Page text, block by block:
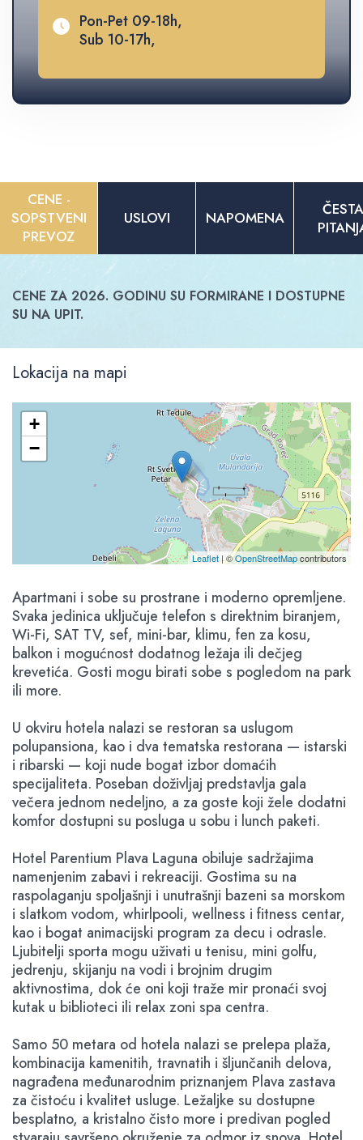
Pon-Pet 09-18h,
Sub 10-17h,
CENE -
SOPSTVENI
PREVOZ
USLOVI NAPOMENA
ČESTA
CENE ZA 2026. GODINU SU FORMIRANE I DOSTUPNE
SU NA UPIT.
Lokacija na mapi
+
−
Leaflet| ©OpenStreetMapcontributors
Apartmani i sobe su prostrane i moderno opremljene.
Svaka jedinica uključuje telefon s direktnim biranjem,
Wi-Fi, SAT TV, sef, mini-bar, klimu, fen za kosu,
balkon i mogućnost dodatnog ležaja ili dečjeg
krevetića. Gosti mogu birati sobe s pogledom na park
ili more.
U okviru hotela nalazi se restoran sa uslugom
polupansiona, kao i dva tematska restorana — istarski
i ribarski — koji nude bogat izbor domaćih
specijaliteta. Poseban doživljaj predstavlja gala
večera jednom nedeljno, a za goste koji žele dodatni
komfor dostupni su posluga u sobu i lunch paketi.
Hotel Parentium Plava Laguna obiluje sadržajima
namenjenim zabavi i rekreaciji. Gostima su na
raspolaganju spoljašnji i unutrašnji bazeni sa morskom
i slatkom vodom, whirlpooli, wellness i fitness centar,
kao i bogat animacijski program za decu i odrasle.
Ljubitelji sporta mogu uživati u tenisu, mini golfu,
jedrenju, skijanju na vodi i brojnim drugim
aktivnostima, dok će oni koji traže mir pronaći svoj
kutak u biblioteci ili relax zoni spa centra.
Samo 50 metara od hotela nalazi se prelepa plaža,
kombinacija kamenitih, travnatih i šljunčanih delova,
nagrađena međunarodnim priznanjem Plava zastava
za čistoću i kvalitet usluge. Ležaljke su dostupne
besplatno, a kristalno čisto more i predivan pogled